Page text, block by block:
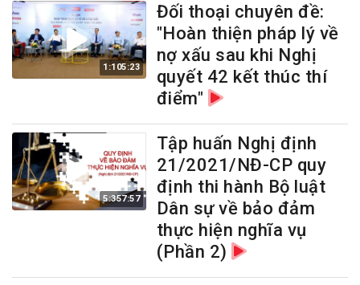
1:105:23
Đối thoại chuyên đề:
"Hoàn thiện pháp lý về
nợ xấu sau khi Nghị
quyết 42 kết thúc thí
điểm"
5:357:57
Tập huấn Nghị định
21/2021/NĐ-CP quy
định thi hành Bộ luật
Dân sự về bảo đảm
thực hiện nghĩa vụ
(Phần 2)